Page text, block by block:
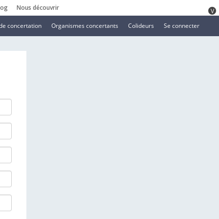
Nous découvrir
V
concertation
Organismes concertants Colideurs Se connecter